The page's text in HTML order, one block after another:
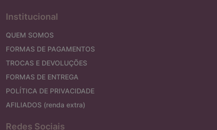
Institucional
QUEM SOMOS
FORMAS DE PAGAMENTOS
TROCAS E DEVOLUÇÕES
FORMAS DE ENTREGA
POLÍTICA DE PRIVACIDADE
AFILIADOS (renda extra)
Redes Sociais